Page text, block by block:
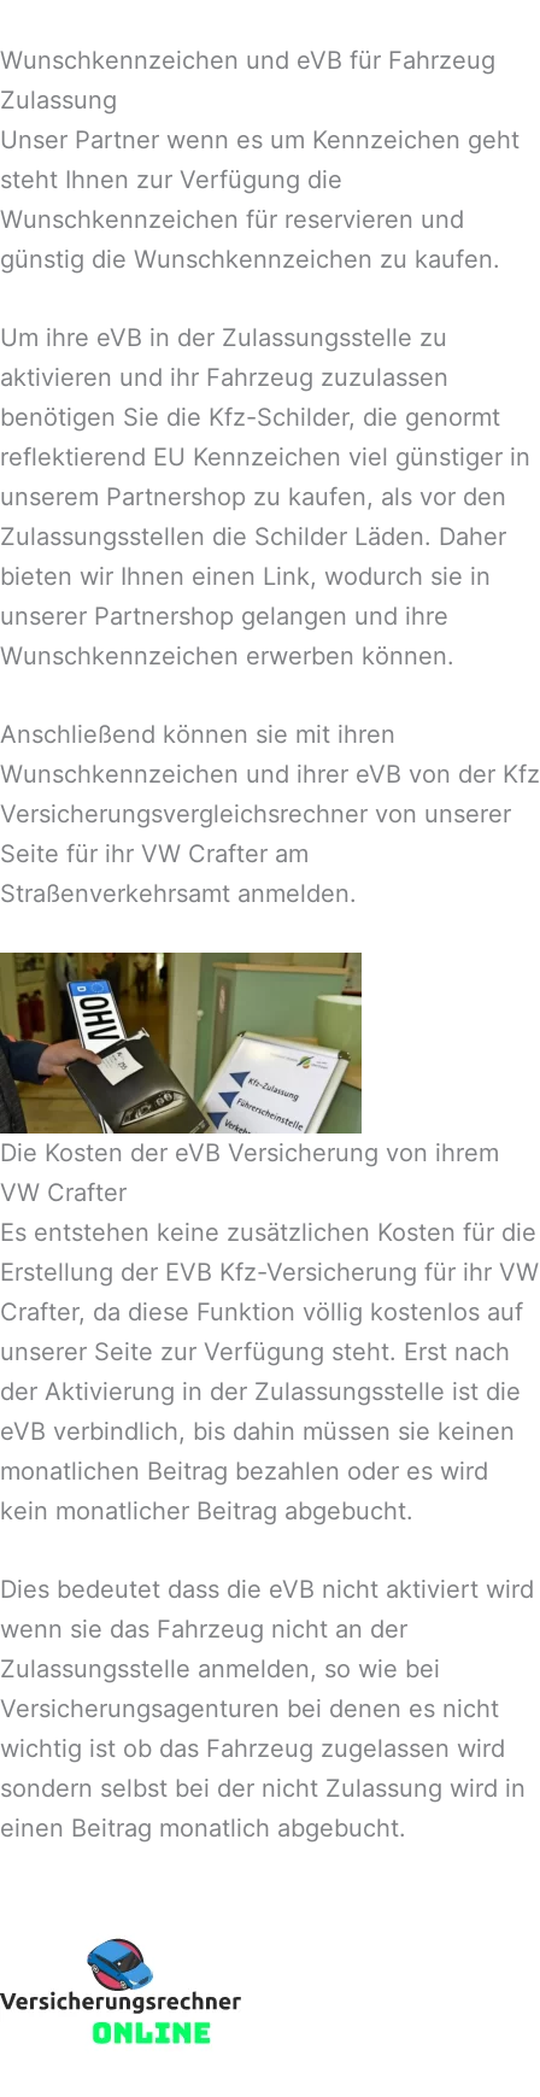
Wunschkennzeichen und eVB für Fahrzeug
Zulassung
Unser Partner wenn es um Kennzeichen geht
steht Ihnen zur Verfügung die
Wunschkennzeichen für reservieren und
günstig die Wunschkennzeichen zu kaufen.
Um ihre eVB in der Zulassungsstelle zu
aktivieren und ihr Fahrzeug zuzulassen
benötigen Sie die Kfz-Schilder, die genormt
reflektierend EU Kennzeichen viel günstiger in
unserem Partnershop zu kaufen, als vor den
Zulassungsstellen die Schilder Läden. Daher
bieten wir Ihnen einen Link, wodurch sie in
unserer Partnershop gelangen und ihre
Wunschkennzeichen erwerben können.
Anschließend können sie mit ihren
Wunschkennzeichen und ihrer eVB von der Kfz
Versicherungsvergleichsrechner von unserer
Seite für ihr VW Crafter am
Straßenverkehrsamt anmelden.
Die Kosten der eVB Versicherung von ihrem
VW Crafter
Es entstehen keine zusätzlichen Kosten für die
Erstellung der EVB Kfz-Versicherung für ihr VW
Crafter, da diese Funktion völlig kostenlos auf
unserer Seite zur Verfügung steht. Erst nach
der Aktivierung in der Zulassungsstelle ist die
eVB verbindlich, bis dahin müssen sie keinen
monatlichen Beitrag bezahlen oder es wird
kein monatlicher Beitrag abgebucht.
Dies bedeutet dass die eVB nicht aktiviert wird
wenn sie das Fahrzeug nicht an der
Zulassungsstelle anmelden, so wie bei
Versicherungsagenturen bei denen es nicht
wichtig ist ob das Fahrzeug zugelassen wird
sondern selbst bei der nicht Zulassung wird in
einen Beitrag monatlich abgebucht.